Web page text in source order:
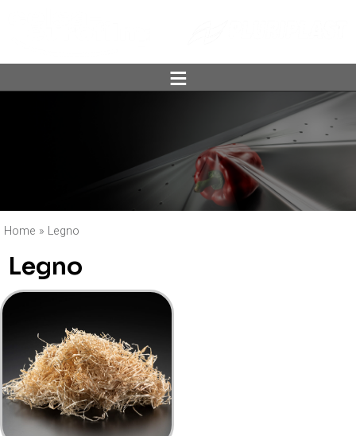
ĕ
Home » Legno
Legno